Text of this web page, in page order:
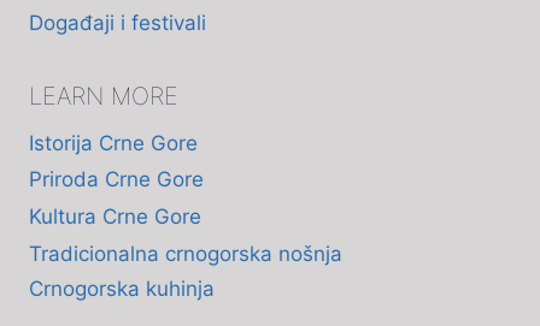
Događaji i festivali
LEARN MORE
Istorija Crne Gore
Priroda Crne Gore
Kultura Crne Gore
Tradicionalna crnogorska nošnja
Crnogorska kuhinja